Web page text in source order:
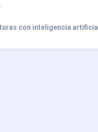
con inteligencia artificial